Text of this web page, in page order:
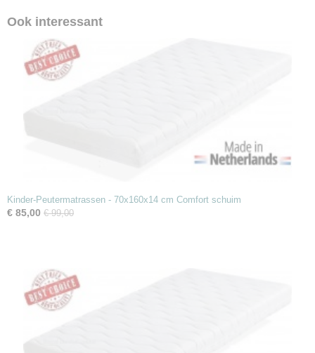
Ook interessant
Kinder-Peutermatrassen - 70x160x14 cm Comfort schuim
€ 85,00 € 99,00